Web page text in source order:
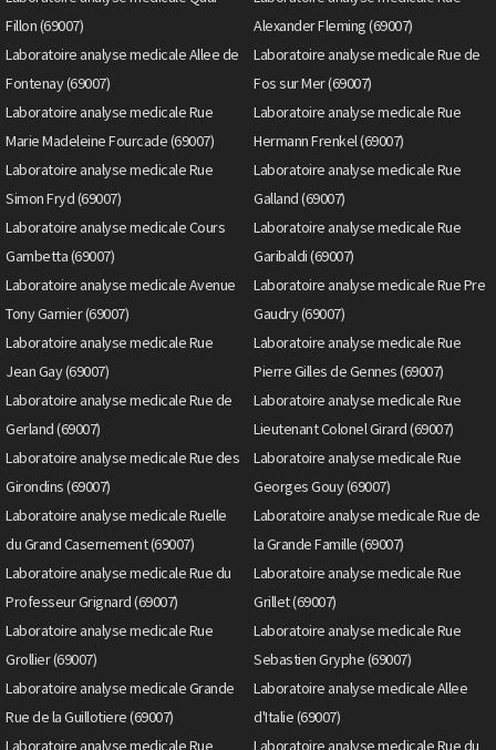
Fillon (69007)
Alexander Fleming (69007)
Laboratoire analyse medicale Allee de
Fontenay (69007)
Laboratoire analyse medicale Rue de
Fos sur Mer (69007)
Laboratoire analyse medicale Rue
Marie Madeleine Fourcade (69007)
Laboratoire analyse medicale Rue
Hermann Frenkel (69007)
Laboratoire analyse medicale Rue
Simon Fryd (69007)
Laboratoire analyse medicale Rue
Galland (69007)
Laboratoire analyse medicale Cours
Gambetta (69007)
Laboratoire analyse medicale Rue
Garibaldi (69007)
Laboratoire analyse medicale Avenue
Tony Garnier (69007)
Laboratoire analyse medicale Rue Pre
Gaudry (69007)
Laboratoire analyse medicale Rue
Jean Gay (69007)
Laboratoire analyse medicale Rue
Pierre Gilles de Gennes (69007)
Laboratoire analyse medicale Rue de
Gerland (69007)
Laboratoire analyse medicale Rue
Lieutenant Colonel Girard (69007)
Laboratoire analyse medicale Rue des
Girondins (69007)
Laboratoire analyse medicale Rue
Georges Gouy (69007)
Laboratoire analyse medicale Ruelle
du Grand Casernement (69007)
Laboratoire analyse medicale Rue de
la Grande Famille (69007)
Laboratoire analyse medicale Rue du
Professeur Grignard (69007)
Laboratoire analyse medicale Rue
Grillet (69007)
Laboratoire analyse medicale Rue
Grollier (69007)
Laboratoire analyse medicale Rue
Sebastien Gryphe (69007)
Laboratoire analyse medicale Grande
Rue de la Guillotiere (69007)
Laboratoire analyse medicale Allee
d'Italie (69007)
Laboratoire analyse medicale Rue
Laboratoire analyse medicale Rue du